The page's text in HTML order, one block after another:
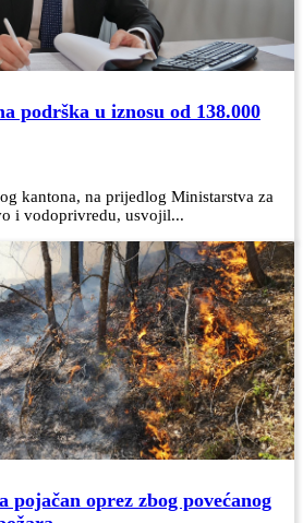
podrška u iznosu od 138.000
kantona, na prijedlog Ministarstva za
i vodoprivredu, usvojil...
pojačan oprez zbog povećanog